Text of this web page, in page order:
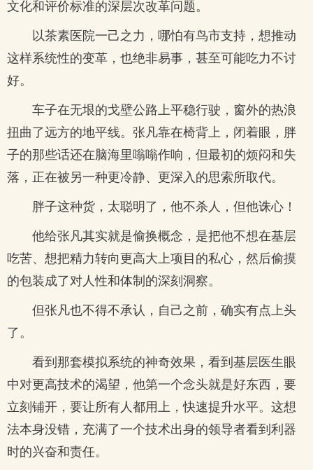
文化和评价标准的深层次改革问题。
以茶素医院一己之力，哪怕有鸟市支持，想推动
这样系统性的变革，也绝非易事，甚至可能吃力不讨
好。
车子在无垠的戈壁公路上平稳行驶，窗外的热浪
扭曲了远方的地平线。张凡靠在椅背上，闭着眼，胖
子的那些话还在脑海里嗡嗡作响，但最初的烦闷和失
落，正在被另一种更冷静、更深入的思索所取代。
胖子这种货，太聪明了，他不杀人，但他诛心！
他给张凡其实就是偷换概念，是把他不想在基层
吃苦、想把精力转向更高大上项目的私心，然后偷摸
的包装成了对人性和体制的深刻洞察。
但张凡也不得不承认，自己之前，确实有点上头
了。
看到那套模拟系统的神奇效果，看到基层医生眼
中对更高技术的渴望，他第一个念头就是好东西，要
立刻铺开，要让所有人都用上，快速提升水平。这想
法本身没错，充满了一个技术出身的领导者看到利器
时的兴奋和责任。